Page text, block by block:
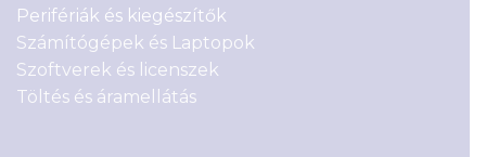
Perifériák és kiegészítők
Számítógépek és Laptopok
Szoftverek és licenszek
Töltés és áramellátás